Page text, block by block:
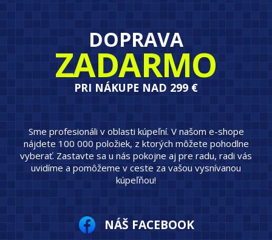
DOPRAVA
ZADARMO
PRI NÁKUPE NAD 299 €
Sme profesionáli v oblasti kúpeľní. V našom e-shope
nájdete 100 000 položiek, z ktorých môžete pohodlne
vyberať. Zastavte sa u nás pokojne aj pre radu, radi vás
uvidíme a pomôžeme v ceste za vašou vysnívanou
kúpeľňou!
NÁŠ FACEBOOK